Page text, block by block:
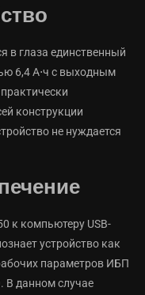
в глаза единственный
6,4 А⋅ч с выходным
конструкции
не нуждается
к компьютеру USB-
устройство как
параметров ИБП
В данном случае